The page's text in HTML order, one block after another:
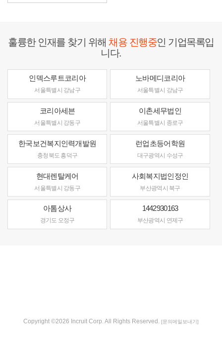
훌륭한 인재를 찾기 위해채용 진행중인 기업목록입
니다.
인덱스루트코리아
서울특별시 강남구
노바메디코리아
서울특별시 강남구
코리아세븐
서울특별시 강동구
이촌세무법인
서울특별시 종로구
한국보건복지인력개발원
충청북도 흥덕구
런업초등어학원
대구광역시 수성구
현대렌탈케어
서울특별시 강동구
사회복지법인정인
부산광역시 북구
아톰상사
경기도 오정구
1442930163
부산광역시 연제구
Copyright ©2026 Incruit Corp. All Rights Reserved. [문의메일보내기]